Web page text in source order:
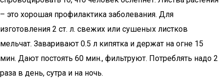
– это хорошая профилактика заболевания. Для
изготовления 2 ст. л. свежих или сушеных листков
мельчат. Заваривают 0.5 л кипятка и держат на огне 15
мин. Дают постоять 60 мин., фильтруют. Потреблять надо 2
раза в день, сутра и на ночь.